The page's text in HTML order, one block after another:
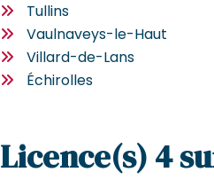
Tullins
Vaulnaveys-le-Haut
Villard-de-Lans
Échirolles
Licence(s) 4